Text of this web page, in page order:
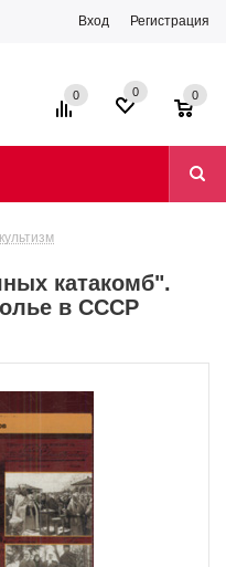
Вход Регистрация
0 0 0
катакомб".
в СССР